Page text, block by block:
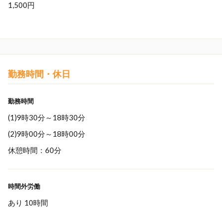
1,500円
勤務時間・休日
勤務時間
(1)9時30分～18時30分
(2)9時00分～18時00分
休憩時間：60分
時間外労働
あり 10時間